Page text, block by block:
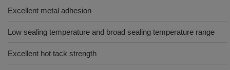
Excellent metal adhesion
Low sealing temperature and broad sealing temperature range
Excellent hot tack strength